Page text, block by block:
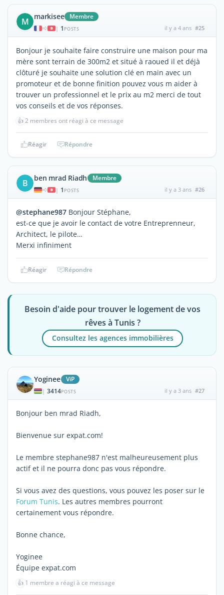
M markisee Membre
| 1 POSTS il y a 4 ans #25
Bonjour je souhaite faire construire une maison pour ma
mère sont terrain de 300m2 et situé à raoued il et déjà
clôturé je souhaite une solution clé en main avec un
promoteur et de bonne finition pouvez vous m aider à
trouver un professionnel et le prix au m2 merci de tout
vos conseils et de vos réponses.
👍2 membres ont réagi à ce message
Réagir Répondre
B ben mrad Riadh Membre
| 1 POSTS il y a 3 ans #26
@stephane987 Bonjour Stéphane,
est-ce que je avoir le contact de votre Entreprenneur,
Architect, le pilote…
Merxi infiniment
Réagir Répondre
Besoin d'aide pour trouver le logement de vos
rêves à Tunis ?
Consultez les agences immobilières
Yoginee ViP
| 3414POSTS il y a 3 ans #27
Bonjour ben mrad Riadh,
Bienvenue sur expat.com!
Le membre stephane987 n'est malheureusement plus
actif et il ne pourra donc pas vous répondre.
Si vous avez des questions, vous pouvez les poser sur le
Forum Tunis. Les autres membres pourront
certainement vous répondre.
Bonne chance,
Yoginee
Équipe expat.com
👍 1 membre a réagi à ce message